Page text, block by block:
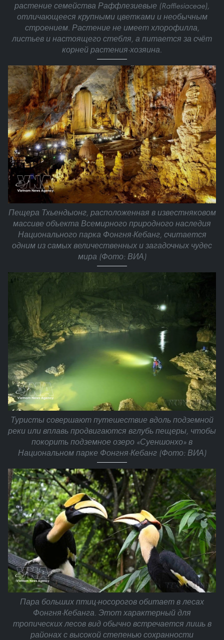
растение семейства Раффлезиевые (Rafflesiaceae),
отличающееся крупными цветками и необычным
строением. Растение не имеет хлорофилла,
листьев и настоящего стебля, а питается за счёт
корней растения-хозяина.
Пещера Тхьендыонг, расположенная в известняковом
массиве объекта Всемирного природного наследия
Национального парка Фонгня-Кебанг, считается
одним из самых величественных и загадочных чудес
мира (Фото: ВИА)
Туристы совершают путешествие вдоль подземной
реки или вплавь продвигаются вглубь пещеры, чтобы
покорить подземное озеро «Суеншонхо» в
Национальном парке Фонгня-Кебанг (Фото: ВИА)
Пара больших птиц-носорогов обитает в лесах
Фонгня-Кебанга. Этот характерный для
тропических лесов вид обычно встречается лишь в
районах с высокой степенью сохранности